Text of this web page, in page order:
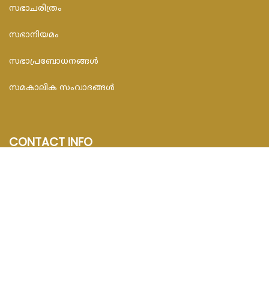
സഭാചരിത്രം
സഭാനിയമം
സഭാപ്രബോധനങ്ങള്‍
സമകാലിക സംവാദങ്ങൾ
CONTACT INFO